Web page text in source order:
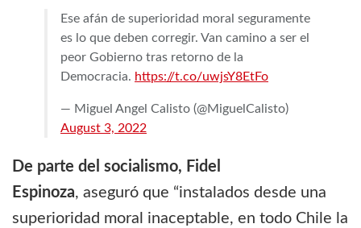
Ese afán de superioridad moral seguramente
es lo que deben corregir. Van camino a ser el
peor Gobierno tras retorno de la
Democracia. https://t.co/uwjsY8EtFo
— Miguel Angel Calisto (@MiguelCalisto)
August 3, 2022
De parte del socialismo, Fidel
Espinoza, aseguró que “instalados desde una
superioridad moral inaceptable, en todo Chile la